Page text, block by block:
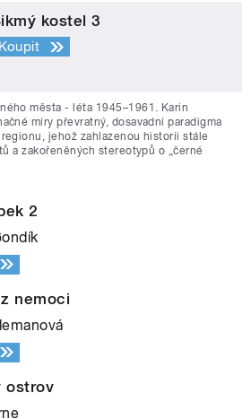
kostel 3
Koupit
města - léta 1945–1961. Karin
míry převratný, dosavadní paradigma
jehož zahlazenou historii stále
a zakořeněných stereotypů o „černé
2
nemoci
ostrov